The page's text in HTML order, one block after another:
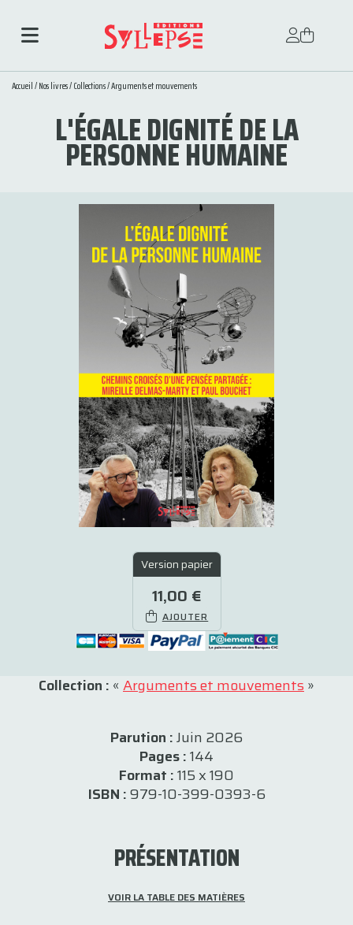
Accueil/Nos livres/Collections/Arguments et mouvements
L'ÉGALE DIGNITÉ DE LA
PERSONNE HUMAINE
Version papier
11,00 €
AJOUTER
Collection : « Arguments et mouvements»
Parution :Juin 2026
Pages :144
Format :115 x 190
ISBN :979-10-399-0393-6
PRÉSENTATION
VOIR LA TABLE DES MATIÈRES